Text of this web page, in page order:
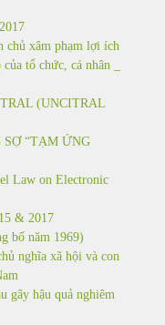
chủ xâm phạm lợi ích
tổ chức, cá nhân _
(UNCITRAL
“TẠM ỨNG
Law on Electronic
& 2017
bố năm 1969)
nghĩa xã hội và con
gây hậu quả nghiêm